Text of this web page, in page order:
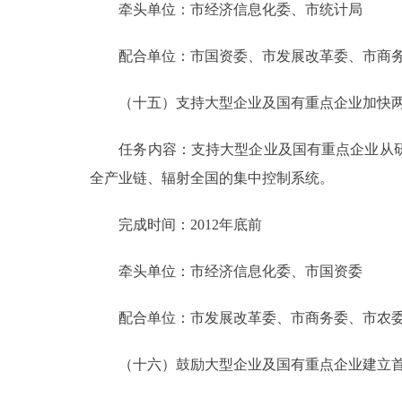
牵头单位：市经济信息化委、市统计局
配合单位：市国资委、市发展改革委、市商务
（十五）支持大型企业及国有重点企业加快
任务内容：支持大型企业及国有重点企业从
全产业链、辐射全国的集中控制系统。
完成时间：2012年底前
牵头单位：市经济信息化委、市国资委
配合单位：市发展改革委、市商务委、市农
（十六）鼓励大型企业及国有重点企业建立